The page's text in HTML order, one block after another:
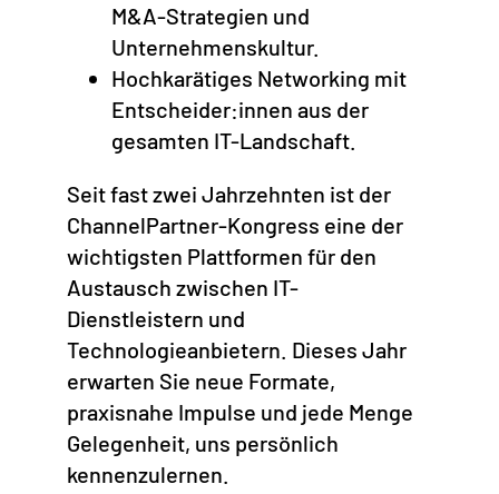
M&A-Strategien und
Unternehmenskultur.
Hochkarätiges Networking mit
Entscheider:innen aus der
gesamten IT-Landschaft.
Seit fast zwei Jahrzehnten ist der
ChannelPartner-Kongress eine der
wichtigsten Plattformen für den
Austausch zwischen IT-
Dienstleistern und
Technologieanbietern. Dieses Jahr
erwarten Sie neue Formate,
praxisnahe Impulse und jede Menge
Gelegenheit, uns persönlich
kennenzulernen.